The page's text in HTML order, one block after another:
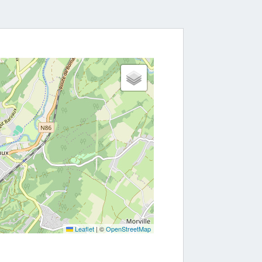
Leaflet |©OpenStreetMap